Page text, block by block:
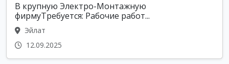
В крупную Электро-Монтажную
фирмуТребуется: Рабочие работ...
Эйлат
12.09.2025